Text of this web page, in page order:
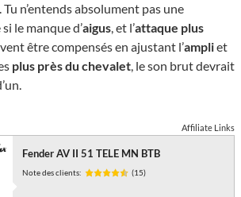
. Tu n’entends absolument pas une
le manque d’aigus, et l’attaque plus
être compensés en ajustant l’ampliet
plus près du chevalet, le son brut devrait
Affiliate Links
Fender AV II 51 TELE MN BTB
Note des clients: (15)